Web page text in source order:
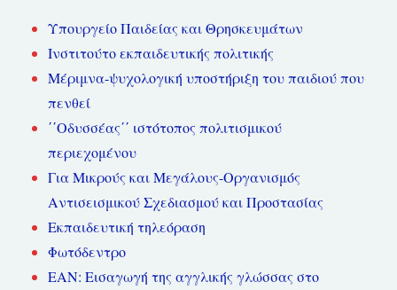
Υπουργείο Παιδείας και Θρησκευμάτων
Ινστιτούτο εκπαιδευτικής πολιτικής
Μέριμνα-ψυχολογική υποστήριξη του παιδιού που
πενθεί
΄΄Οδυσσέας΄΄ ιστότοπος πολιτισμικού
περιεχομένου
Για Μικρούς και Μεγάλους-Οργανισμός
Αντισεισμικού Σχεδιασμού και Προστασίας
Εκπαιδευτική τηλεόραση
Φωτόδεντρο
ΕΑΝ: Εισαγωγή της αγγλικής γλώσσας στο